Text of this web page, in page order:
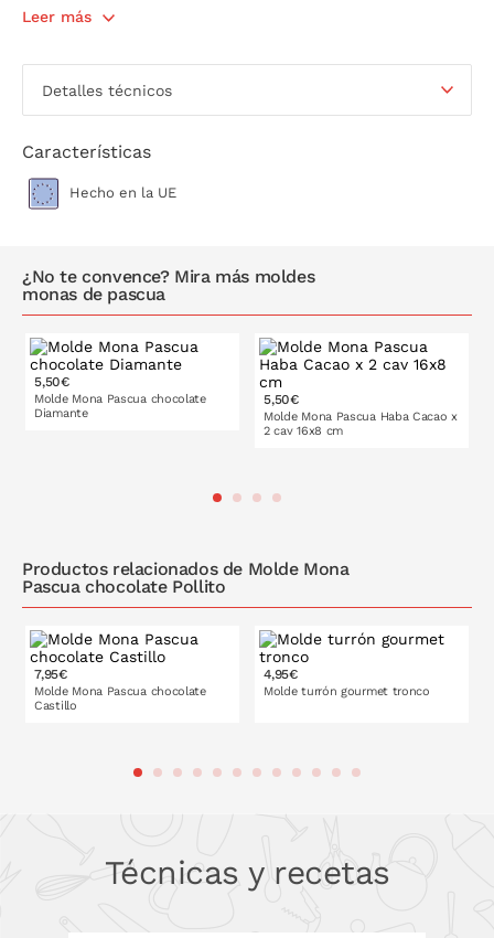
No apto para el lavavajillas.
Descubre cómo atemperar chocolate en
Leer más
Detalles técnicos
Características
Hecho en la UE
¿No te convence? Mira más moldes
monas de pascua
5,50€
Molde Mona Pascua chocolate
Diamante
5,50€
Molde Mona Pascua Haba Cacao x
2 cav 16x8 cm
Productos relacionados de Molde Mona
Pascua chocolate Pollito
7,95€
Molde Mona Pascua chocolate
Castillo
4,95€
Molde turrón gourmet tronco
Técnicas y recetas